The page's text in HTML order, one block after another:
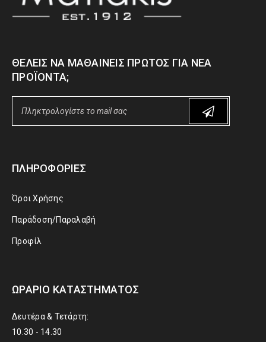
ΘΈΛΕΙΣ ΝΑ ΜΑΘΑΊΝΕΙΣ ΠΡΏΤΟΣ ΓΙΑ ΝΈΑ
ΠΡΟΪΌΝΤΑ;
ΠΛΗΡΟΦΟΡΊΕΣ
Όροι Χρήσης
Παράδοση/Παραλαβή
Προφίλ
ΩΡΆΡΙΟ ΚΑΤΑΣΤΉΜΑΤΟΣ
Δευτέρα & Τετάρτη:
10.30 - 14.30